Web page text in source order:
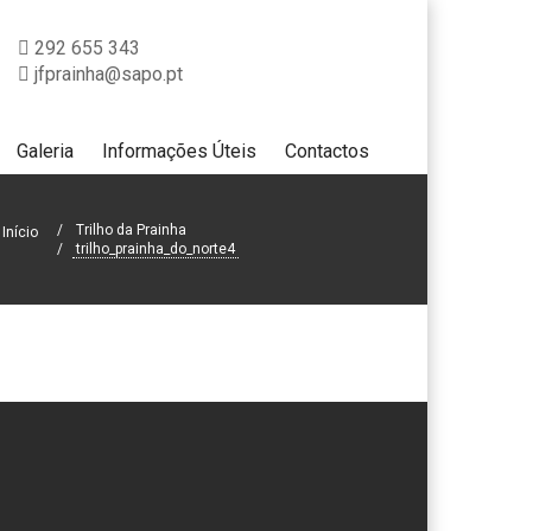
292 655 343
jfprainha@sapo.pt
Galeria Informações Úteis Contactos
Início
Trilho da Prainha
trilho_prainha_do_norte4